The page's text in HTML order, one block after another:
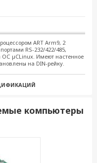
ART Arm9, 2
RS-232/422/485,
ОС µCLinux. Имеют настенное
на DIN-рейку.
компьютеры